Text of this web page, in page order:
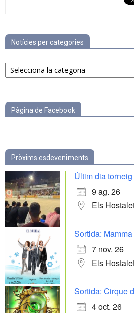
Notícies per categories
Notícies
per
Pàgina de Facebook
Pròxims esdeveniments
Últim dia torneig
9 ag. 26
Els
Sortida:
7 nov. 26
Els
Sortida: Cirque
4 oct. 26